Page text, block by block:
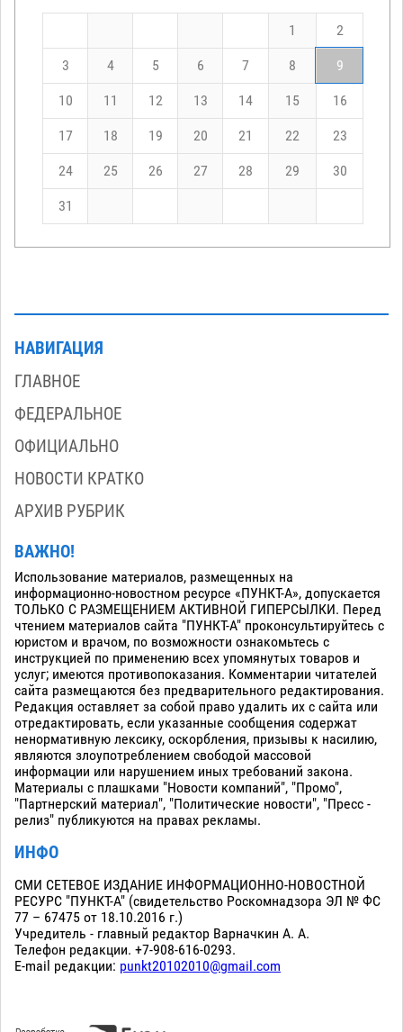
1 2
3 4 5 6 7 8 9
10 11 12 13 14 15 16
17 18 19 20 21 22 23
24 25 26 27 28 29 30
31
НАВИГАЦИЯ
ГЛАВНОЕ
ФЕДЕРАЛЬНОЕ
ОФИЦИАЛЬНО
НОВОСТИ КРАТКО
АРХИВ РУБРИК
ВАЖНО!
Использование материалов, размещенных на
информационно-новостном ресурсе «ПУНКТ-А», допускается
ТОЛЬКО С РАЗМЕЩЕНИЕМ АКТИВНОЙ ГИПЕРСЫЛКИ. Перед
чтением материалов сайта "ПУНКТ-А" проконсультируйтесь с
юристом и врачом, по возможности ознакомьтесь с
инструкцией по применению всех упомянутых товаров и
услуг; имеются противопоказания. Комментарии читателей
сайта размещаются без предварительного редактирования.
Редакция оставляет за собой право удалить их с сайта или
отредактировать, если указанные сообщения содержат
ненормативную лексику, оскорбления, призывы к насилию,
являются злоупотреблением свободой массовой
информации или нарушением иных требований закона.
Материалы с плашками "Новости компаний", "Промо",
"Партнерский материал", "Политические новости", "Пресс -
релиз" публикуются на правах рекламы.
ИНФО
СМИ СЕТЕВОЕ ИЗДАНИЕ ИНФОРМАЦИОННО-НОВОСТНОЙ
РЕСУРС "ПУНКТ-А" (свидетельство Роскомнадзора ЭЛ № ФС
77 – 67475 от 18.10.2016 г.)
Учредитель - главный редактор Варначкин А. А.
Телефон редакции. +7-908-616-0293.
E-mail редакции: punkt20102010@gmail.com